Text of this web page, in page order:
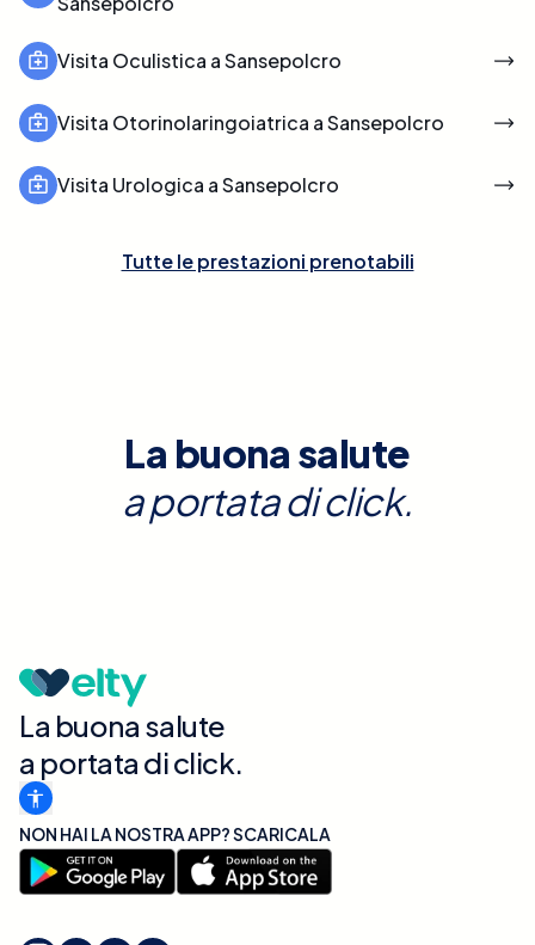
Visita Oculistica a Sansepolcro
Visita Otorinolaringoiatrica a Sansepolcro
Visita Urologica a Sansepolcro
Tutte le prestazioni prenotabili
La buona salute
a portata di click.
La buona salute
a portata di click.
NON HAI LA NOSTRA APP? SCARICALA